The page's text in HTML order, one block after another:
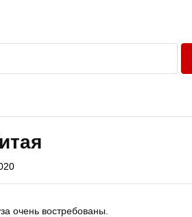
очень востребованы.